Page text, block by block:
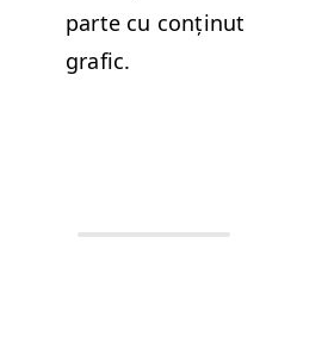
parte cu conțin­ut
grafic.